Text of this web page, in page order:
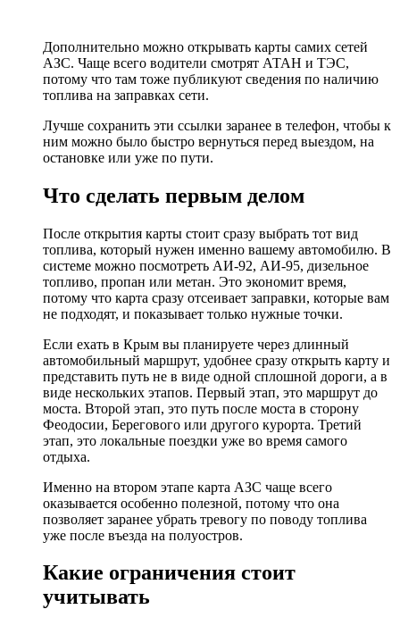
Дополнительно можно открывать карты самих сетей
АЗС. Чаще всего водители смотрят АТАН и ТЭС,
потому что там тоже публикуют сведения по наличию
топлива на заправках сети.
Лучше сохранить эти ссылки заранее в телефон, чтобы к
ним можно было быстро вернуться перед выездом, на
остановке или уже по пути.
Что сделать первым делом
После открытия карты стоит сразу выбрать тот вид
топлива, который нужен именно вашему автомобилю. В
системе можно посмотреть АИ-92, АИ-95, дизельное
топливо, пропан или метан. Это экономит время,
потому что карта сразу отсеивает заправки, которые вам
не подходят, и показывает только нужные точки.
Если ехать в Крым вы планируете через длинный
автомобильный маршрут, удобнее сразу открыть карту и
представить путь не в виде одной сплошной дороги, а в
виде нескольких этапов. Первый этап, это маршрут до
моста. Второй этап, это путь после моста в сторону
Феодосии, Берегового или другого курорта. Третий
этап, это локальные поездки уже во время самого
отдыха.
Именно на втором этапе карта АЗС чаще всего
оказывается особенно полезной, потому что она
позволяет заранее убрать тревогу по поводу топлива
уже после въезда на полуостров.
Какие ограничения стоит
учитывать